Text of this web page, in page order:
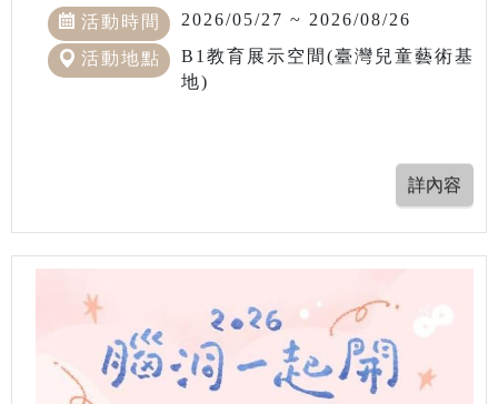
活動時間 2026/05/27 ~ 2026/08/26
活動地點
B1教育展示空間(臺灣兒童藝術基
地)